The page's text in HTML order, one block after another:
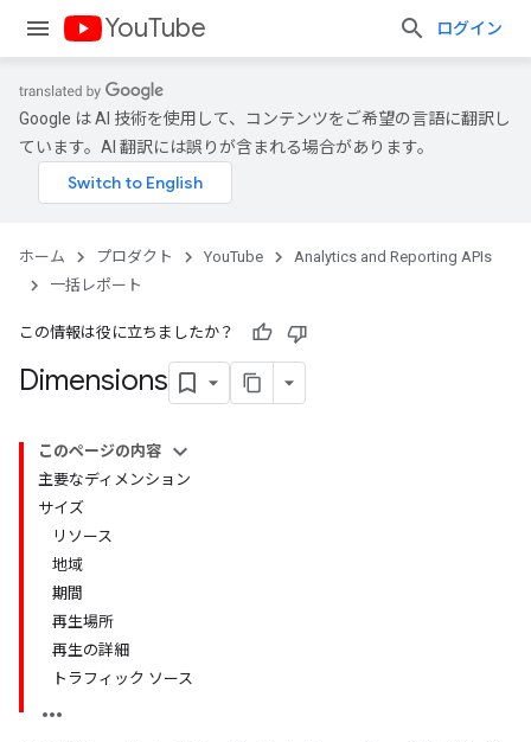
YouTube ログイン
Google は AI 技術を使用して、コンテンツをご希望の言語に翻訳し
ています。AI 翻訳には誤りが含まれる場合があります。
ホーム プロダクト YouTube
Analytics and Reporting APIs
一括レポート
この情報は役に立ちましたか？
Dimensions
このページの内容
主要なディメンション
サイズ
リソース
地域
期間
再生場所
再生の詳細
トラフィック ソース